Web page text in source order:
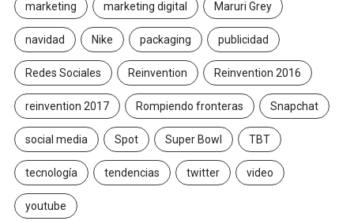
marketing marketing digital Maruri Grey
navidad Nike packaging publicidad
Redes Sociales Reinvention Reinvention 2016
reinvention 2017 Rompiendo fronteras Snapchat
social media Spot Super Bowl TBT
tecnología tendencias twitter video
youtube